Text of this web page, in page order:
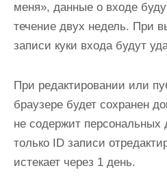
меня», данные о входе
течение двух недель. При
записи куки входа будут
При редактировании или
браузере будет сохранен
не содержит
только ID записи
истекает через 1 день.